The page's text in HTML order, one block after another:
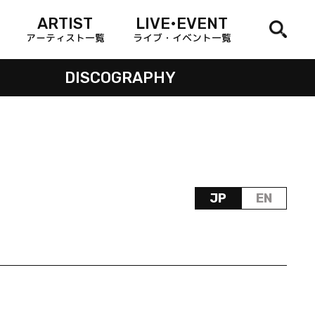
ARTIST
アーティスト一覧
LIVE•EVENT
ライブ・イベント一覧
DISCOGRAPHY
JP EN